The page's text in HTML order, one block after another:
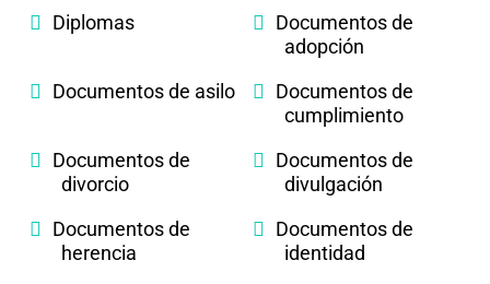
Diplomas
Documentos de
adopción
Documentos de asilo
Documentos de
cumplimiento
Documentos de
divorcio
Documentos de
divulgación
Documentos de
herencia
Documentos de
identidad